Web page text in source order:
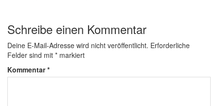
Schreibe einen Kommentar
Deine E-Mail-Adresse wird nicht veröffentlicht. Erforderliche
Felder sind mit * markiert
Kommentar*